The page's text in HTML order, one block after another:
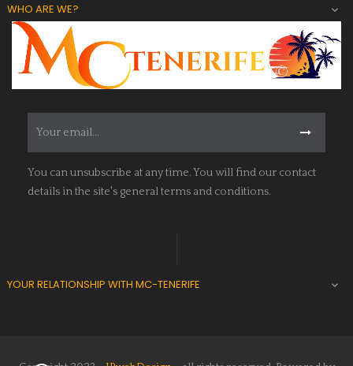
WHO ARE WE? 
You can unsubscribe at any time. You will find our contact
details in the site's general terms and conditions.
YOUR RELATIONSHIP WITH MC-TENERIFE 